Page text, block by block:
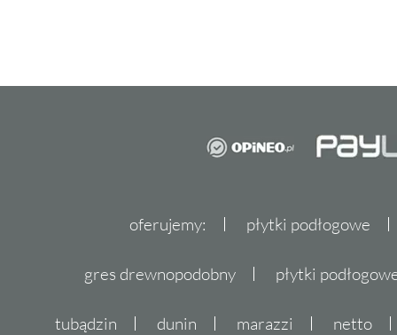
oferujemy: płytki podłogowe
gres drewnopodobny płytki
tubądzin dunin marazzi netto